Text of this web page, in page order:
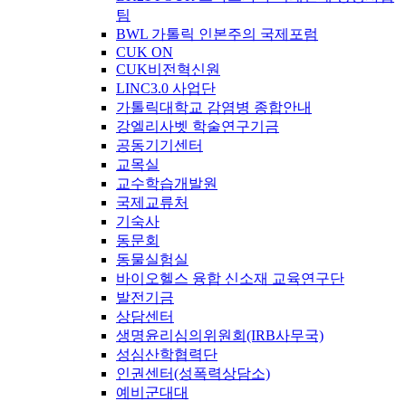
팀
BWL 가톨릭 인본주의 국제포럼
CUK ON
CUK비전혁신원
LINC3.0 사업단
가톨릭대학교 감염병 종합안내
강엘리사벳 학술연구기금
공동기기센터
교목실
교수학습개발원
국제교류처
기숙사
동문회
동물실험실
바이오헬스 융합 신소재 교육연구단
발전기금
상담센터
생명윤리심의위원회(IRB사무국)
성심산학협력단
인권센터(성폭력상담소)
예비군대대